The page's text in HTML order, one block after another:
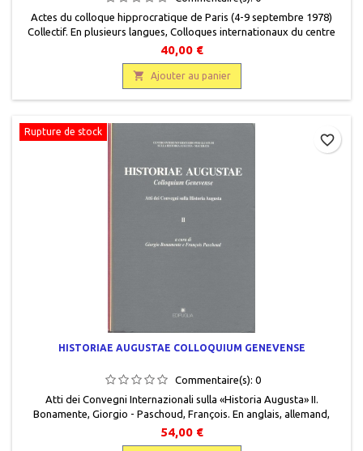
Actes du colloque hipprocratique de Paris (4-9 septembre 1978)
Collectif. En plusieurs langues, Colloques internationaux du centre
national de la recherche scientifique, n°583, Editions du Centre
national de la recherche scientifique, 1980, 16 x 25, 486 pages, relié,
occasion. Très bon état, toilé bordeaux, titre gravé or sur dos et sur
plat recto, de...
40,00 €
 Ajouter au panier
Rupture de stock
HISTORIAE AUGUSTAE COLLOQUIUM GENEVENSE
Commentaire(s): 0
Atti dei Convegni Internazionali sulla «Historia Augusta» II.
Bonamente, Giorgio - Paschoud, François. En anglais, allemand,
français, italien, Centro interuniversitario per gli studi sulla Historia
augusta di macerata, Edipuglia - Bari, 1994, 17 x 24,5, 263 pages,
54,00 €
favorite_border